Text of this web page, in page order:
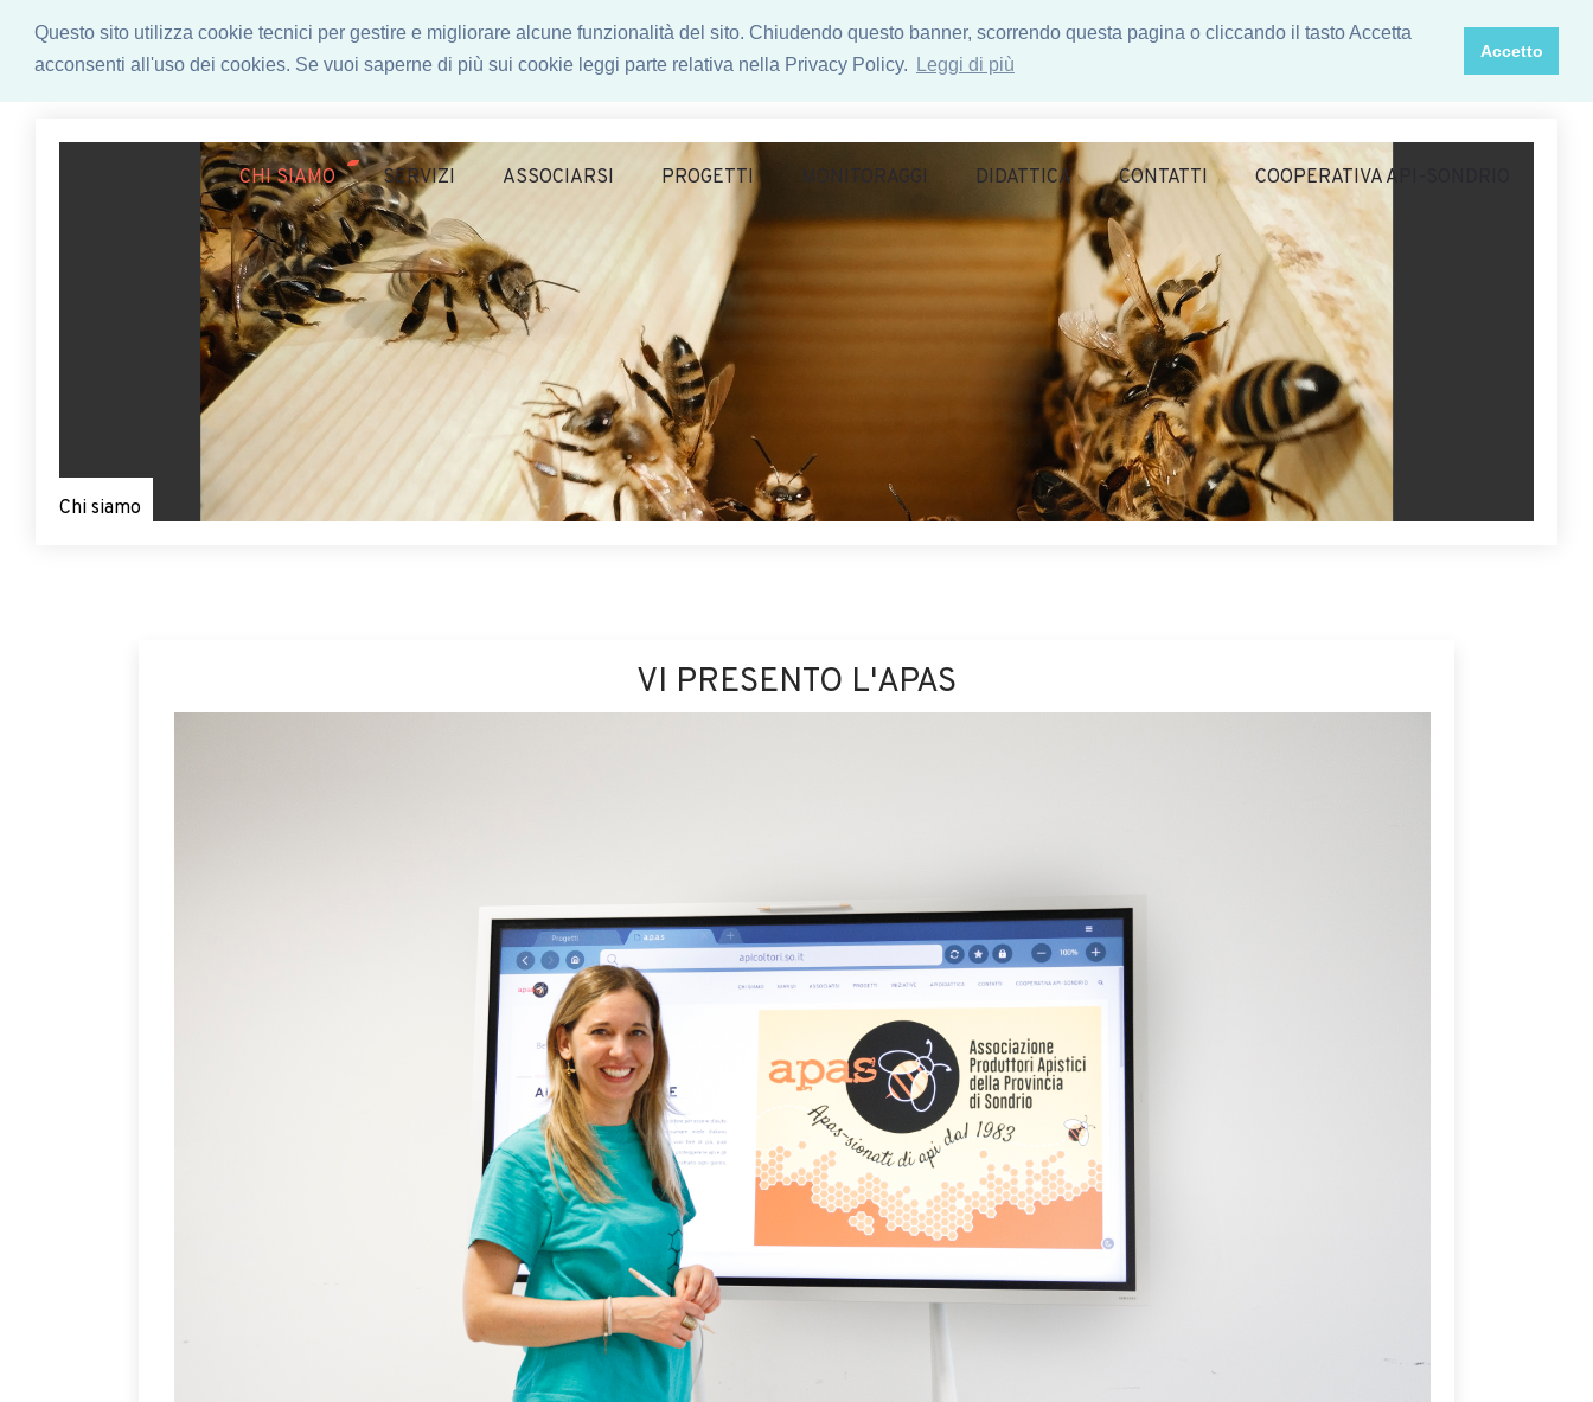
Questo sito utilizza cookie tecnici per gestire e migliorare alcune funzionalità del sito. Chiudendo questo banner, scorrendo questa pagina o cliccando il tasto Accetta
acconsenti all'uso dei cookies. Se vuoi saperne di più sui cookie leggi parte relativa nella Privacy Policy.
Leggi di più
Accetto
CHI SIAMO SERVIZI ASSOCIARSI PROGETTI MONITORAGGI DIDATTICA CONTATTI COOPERATIVA API-SONDRIO
Chi siamo
VI PRESENTO L'APAS